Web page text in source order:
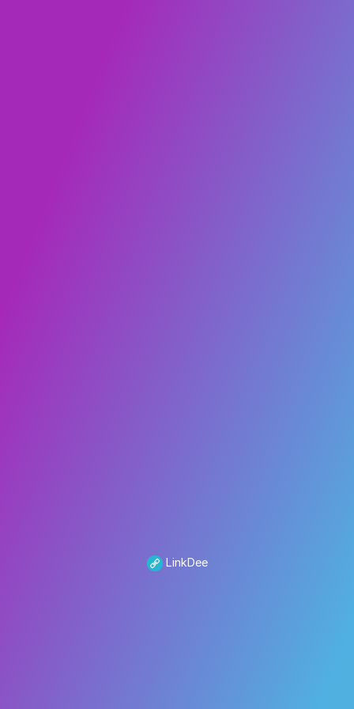
LinkDee